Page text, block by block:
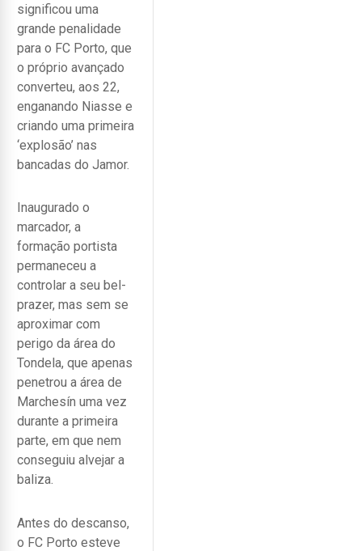
significou uma
grande penalidade
para o FC Porto, que
o próprio avançado
converteu, aos 22,
enganando Niasse e
criando uma primeira
‘explosão’ nas
bancadas do Jamor.
Inaugurado o
marcador, a
formação portista
permaneceu a
controlar a seu bel-
prazer, mas sem se
aproximar com
perigo da área do
Tondela, que apenas
penetrou a área de
Marchesín uma vez
durante a primeira
parte, em que nem
conseguiu alvejar a
baliza.
Antes do descanso,
o FC Porto esteve